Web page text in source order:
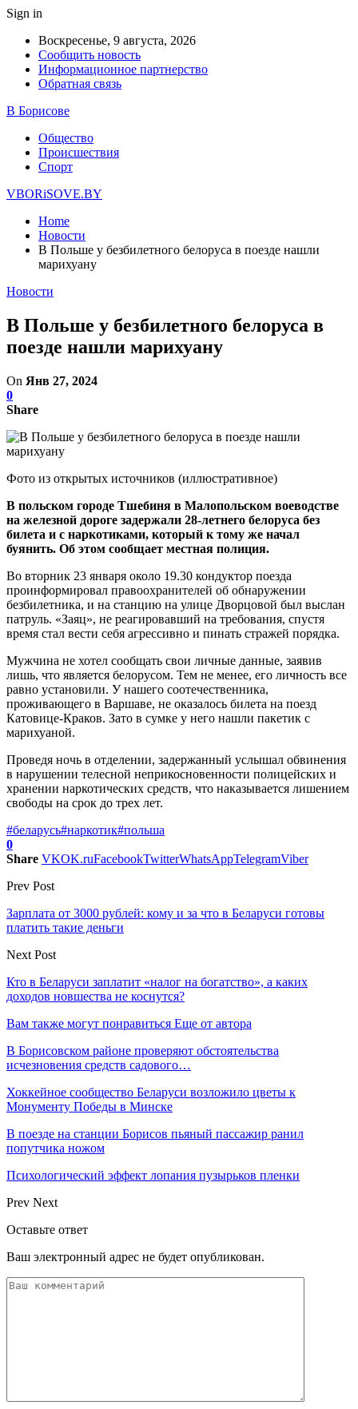
Sign in
Воскресенье, 9 августа, 2026
Сообщить новость
Информационное партнерство
Обратная связь
В Борисове
Общество
Происшествия
Спорт
VBORiSOVE.BY
Home
Новости
В Польше у безбилетного белоруса в поезде нашли
марихуану
Новости
В Польше у безбилетного белоруса в
поезде нашли марихуану
On Янв 27, 2024
0
Share
Фото из открытых источников (иллюстративное)
В польском городе Тшебиня в Малопольском воеводстве
на железной дороге задержали 28-летнего белоруса без
билета и с наркотиками, который к тому же начал
буянить. Об этом сообщает местная полиция.
Во вторник 23 января около 19.30 кондуктор поезда
проинформировал правоохранителей об обнаружении
безбилетника, и на станцию на улице Дворцовой был выслан
патруль. «Заяц», не реагировавший на требования, спустя
время стал вести себя агрессивно и пинать стражей порядка.
Мужчина не хотел сообщать свои личные данные, заявив
лишь, что является белорусом. Тем не менее, его личность все
равно установили. У нашего соотечественника,
проживающего в Варшаве, не оказалось билета на поезд
Катовице-Краков. Зато в сумке у него нашли пакетик с
марихуаной.
Проведя ночь в отделении, задержанный услышал обвинения
в нарушении телесной неприкосновенности полицейских и
хранении наркотических средств, что наказывается лишением
свободы на срок до трех лет.
#беларусь#наркотик#польша
0
Share VKOK.ruFacebookTwitterWhatsAppTelegramViber
Prev Post
Зарплата от 3000 рублей: кому и за что в Беларуси готовы
платить такие деньги
Next Post
Кто в Беларуси заплатит «налог на богатство», а каких
доходов новшества не коснутся?
Вам также могут понравиться Еще от автора
В Борисовском районе проверяют обстоятельства
исчезновения средств садового…
Хоккейное сообщество Беларуси возложило цветы к
Монументу Победы в Минске
В поезде на станции Борисов пьяный пассажир ранил
попутчика ножом
Психологический эффект лопания пузырьков пленки
Prev Next
Оставьте ответ
Ваш электронный адрес не будет опубликован.